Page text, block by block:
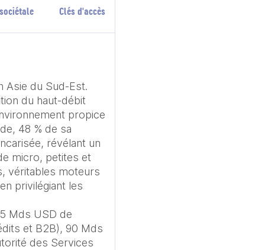
Clés d'accès
Asie du Sud-Est.
du haut-débit
propice
48 % de sa
révélant un
micro, petites et
véritables moteurs
privilégiant les
Mds USD de
et B2B), 90 Mds
des Services